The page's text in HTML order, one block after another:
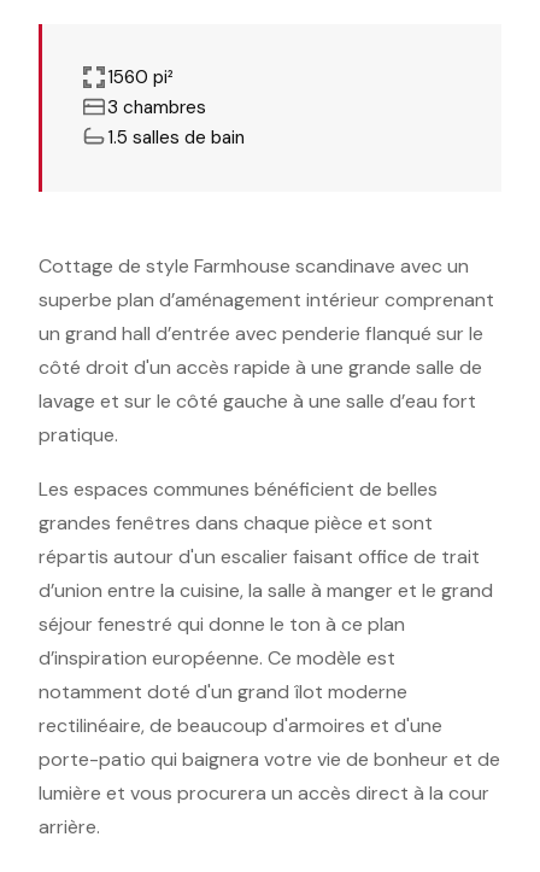
1560 pi²
3 chambres
1.5 salles de bain
Cottage de style Farmhouse scandinave avec un
superbe plan d’aménagement intérieur comprenant
un grand hall d’entrée avec penderie flanqué sur le
côté droit d'un accès rapide à une grande salle de
lavage et sur le côté gauche à une salle d’eau fort
pratique.
Les espaces communes bénéficient de belles
grandes fenêtres dans chaque pièce et sont
répartis autour d'un escalier faisant office de trait
d’union entre la cuisine, la salle à manger et le grand
séjour fenestré qui donne le ton à ce plan
d’inspiration européenne. Ce modèle est
notamment doté d'un grand îlot moderne
rectilinéaire, de beaucoup d'armoires et d'une
porte-patio qui baignera votre vie de bonheur et de
lumière et vous procurera un accès direct à la cour
arrière.